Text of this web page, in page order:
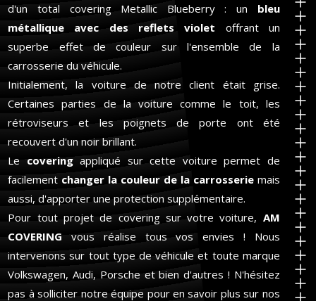
d'un total covering Metallic Blueberry : un bleu
métallique avec des reflets violet offrant un
superbe effet de couleur sur l'ensemble de la
carrosserie du véhicule.
Initialement, la voiture de notre client était grise.
Certaines parties de la voiture comme le toit, les
rétroviseurs et les poignets de porte ont été
recouvert d'un noir brillant.
Le coveringappliqué sur cette voiture permet de
facilement changer la couleur de la carrosseriemais
aussi, d'apporter une protection supplémentaire.
Pour tout projet de covering sur votre voiture, AM
COVERING vous réalise tous vos envies ! Nous
intervenons sur tout type de véhicule et toute marque
Volkswagen, Audi, Porsche et bien d'autres ! N'hésitez
pas à solliciter notre équipe pour en savoir plus sur nos